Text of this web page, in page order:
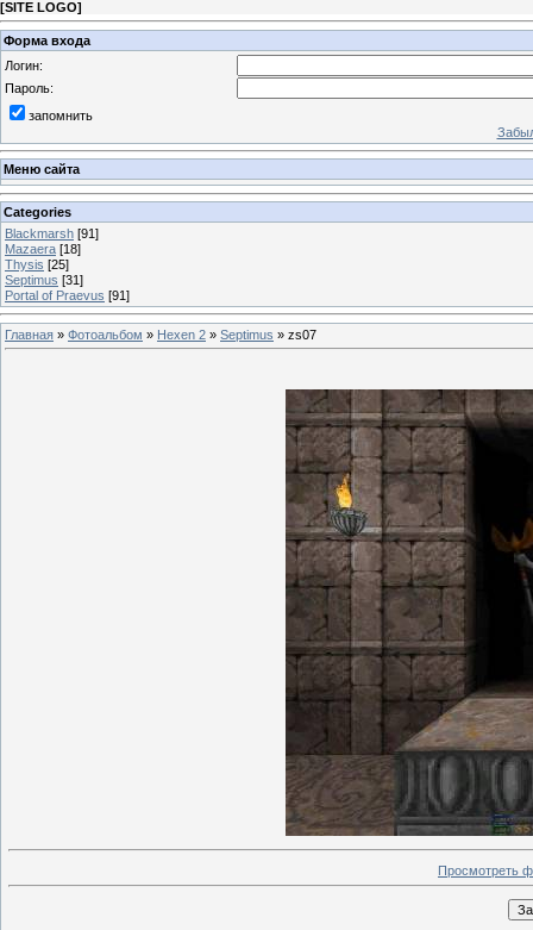
[SITE LOGO]
Форма входа
Логин:
Пароль:
запомнить
Меню сайта
Categories
Blackmarsh [91]
Mazaera [18]
Thysis [25]
Septimus [31]
Portal of Praevus [91]
Главная » Фотоальбом » Hexen 2 » Septimus » zs07
Просмотреть